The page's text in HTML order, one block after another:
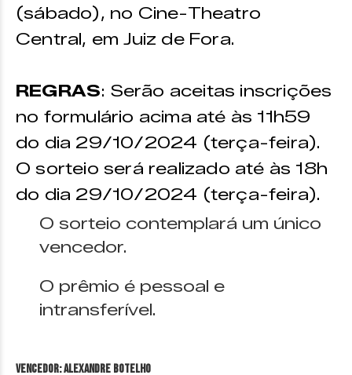
(sábado), no Cine-Theatro
Central, em Juiz de Fora.
REGRAS: Serão aceitas inscrições
no formulário acima até às 11h59
do dia 29/10/2024 (terça-feira).
O sorteio será realizado até às 18h
do dia 29/10/2024 (terça-feira).
O sorteio contemplará um único
vencedor.
O prêmio é pessoal e
intransferível.
VENCEDOR: Alexandre Botelho